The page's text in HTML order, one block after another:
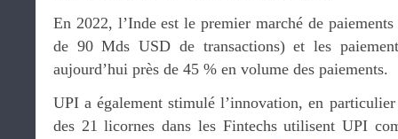
En 2022, l’Inde est le premier marché de
de 90 Mds USD de transactions) et les
aujourd’hui près de 45 % en volume des paiements.
UPI a également stimulé l’innovation, en
des 21 licornes dans les Fintechs utilisent UPI